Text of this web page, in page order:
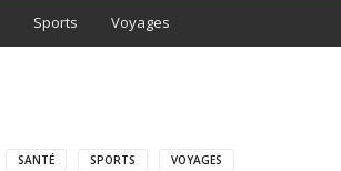
Sports Voyages
SANTÉ SPORTS VOYAGES